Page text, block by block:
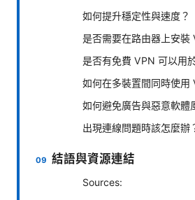
如何提升穩定性與速度？
是否需要在路由器上安裝
是否有免費 VPN 可以用
如何在多裝置間同時使用
如何避免廣告與惡意軟體
出現連線問題時該怎麼辦
結語與資源連結
Sources: